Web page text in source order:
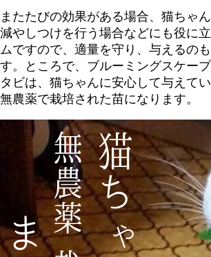
またたびの効果がある場合、猫ちゃ
減やしつけを行う場合などにも役に
ムですので、適量を守り、与えるの
す。ところで、ブルーミングスケー
タビは、猫ちゃんに安心して与えて
無農薬で栽培された苗になります。